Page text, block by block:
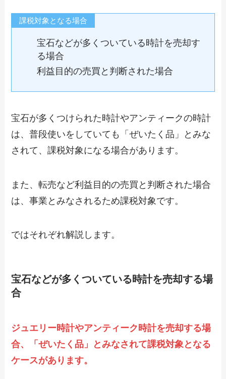
課税対象となる場合
宝石などが多くついている時計を売却す
る場合
利益目的の売買と判断された場合
宝石が多くつけられた時計やアンティークの時計
は、普段使いをしていても「ぜいたく品」とみな
されて、課税対象になる場合があります。
また、転売など利益目的の売買と判断された場合
は、事業とみなされるため課税対象です。
ではそれぞれ解説します。
宝石などが多くついている時計を売却する場
合
ジュエリー時計やアンティーク時計を売却する場
合、「ぜいたく品」とみなされて課税対象となる
ケースがあります。